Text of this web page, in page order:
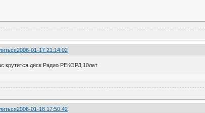
2006-01-17 21:14:02
крутится диск Радио РЕКОРД 10лет
2006-01-18 17:50:42